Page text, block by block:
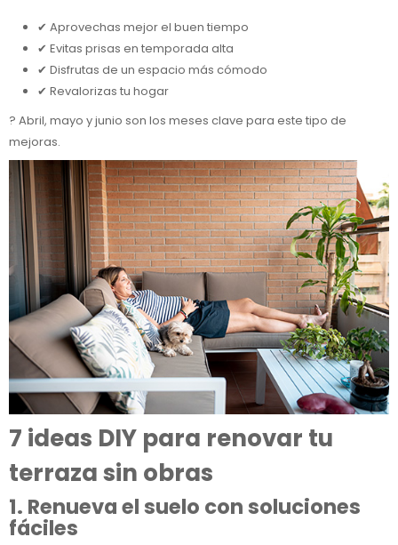
✔ Aprovechas mejor el buen tiempo
✔ Evitas prisas en temporada alta
✔ Disfrutas de un espacio más cómodo
✔ Revalorizas tu hogar
? Abril, mayo y junio son los meses clave para este tipo de
mejoras.
7 ideas DIY para renovar tu
terraza sin obras
1. Renueva el suelo con soluciones
fáciles